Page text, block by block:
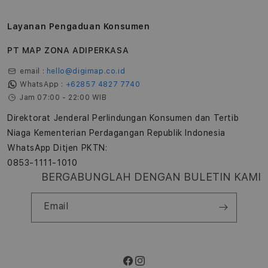
Layanan Pengaduan Konsumen
PT MAP ZONA ADIPERKASA
email : hello@digimap.co.id
WhatsApp : +62857 4827 7740
Jam 07:00 - 22:00 WIB
Direktorat Jenderal Perlindungan Konsumen dan Tertib
Niaga Kementerian Perdagangan Republik Indonesia
WhatsApp Ditjen PKTN:
0853-1111-1010
BERGABUNGLAH DENGAN BULETIN KAMI
Email